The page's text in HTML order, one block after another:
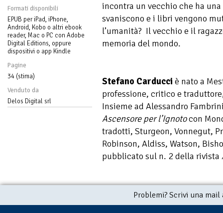
Formati disponibili
EPUB per iPad, iPhone,
Android, Kobo o altri ebook
reader, Mac o PC con Adobe
Digital Editions, oppure
dispositivi o app Kindle
Pagine
34 (stima)
Venduto da
Delos Digital srl
incontra un vecchio che ha
svaniscono e i libri vengono
l’umanità? Il vecchio e il
memoria del mondo.
Stefano Carducci è nato a
professione, critico e
Insieme ad Alessandro
Ascensore per l’Ignotocon
tradotti, Sturgeon, Vonnegut,
Robinson, Aldiss, Watson,
pubblicato sul n. 2 della rivista
Problemi? Scrivi una